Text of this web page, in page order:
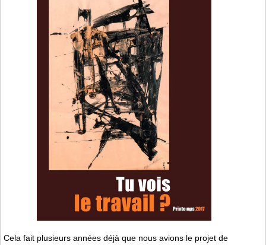
Cela fait plusieurs années déjà que nous avions le projet de